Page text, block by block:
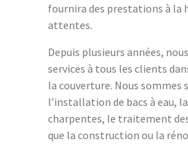
fournira des prestations à la
attentes.
Depuis plusieurs années,
services à tous les clients
la couverture. Nous sommes
l’installation de bacs à eau,
charpentes, le traitement
que la construction ou la